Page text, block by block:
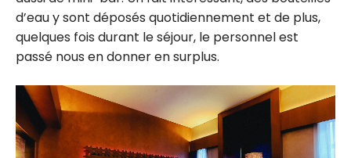
d’eau y sont déposés quotidiennement et de plus,
quelques fois durant le séjour, le personnel est
passé nous en donner en surplus.